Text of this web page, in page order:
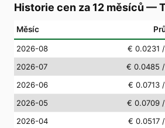
Historie cen za 12 měsíců —
Měsíc
2026-08 € 0.0231
2026-07
€ 0.0485
2026-06
€ 0.0713
2026-05
€ 0.0709
2026-04
€ 0.0517